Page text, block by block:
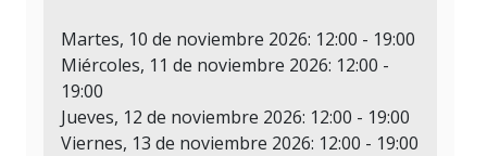
Martes, 10 de noviembre 2026: 12:00 - 19:00
Miércoles, 11 de noviembre 2026: 12:00 -
19:00
Jueves, 12 de noviembre 2026: 12:00 - 19:00
Viernes, 13 de noviembre 2026: 12:00 - 19:00